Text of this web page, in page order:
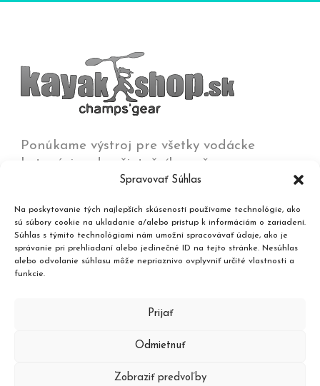
Spravovať Súhlas
Na poskytovanie tých najlepších skúseností používame technológie, ako
sú súbory cookie na ukladanie a/alebo prístup k informáciám o zariadení.
Súhlas s týmito technológiami nám umožní spracovávať údaje, ako je
správanie pri prehliadaní alebo jedinečné ID na tejto stránke. Nesúhlas
alebo odvolanie súhlasu môže nepriaznivo ovplyvniť určité vlastnosti a
funkcie.
Prijať
Odmietnuť
Zobraziť predvoľby
Ponúkame výstroj pre všetky vodácke
kategórie od začiatočníkov až po
olympijských víťazov na všetkých typoch vôd
najdivokejšie rieky, umelé trate a moria.
Kontakt